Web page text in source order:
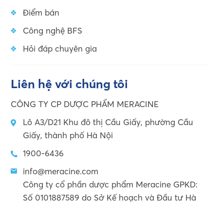
Điểm bán
Công nghệ BFS
Hỏi đáp chuyên gia
Liên hệ với chúng tôi
CÔNG TY CP DƯỢC PHẨM MERACINE
Lô A3/D21 Khu đô thị Cầu Giấy, phường Cầu
Giấy, thành phố Hà Nội
1900-6436
info@meracine.com
Công ty cổ phần dược phẩm Meracine GPKD:
Số 0101887589 do Sở Kế hoạch và Đầu tư Hà